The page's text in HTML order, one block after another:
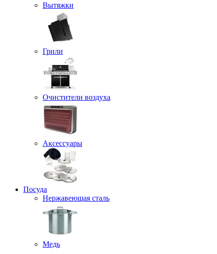
Вытяжки
Грили
Очистители воздуха
Аксессуары
Посуда
Нержавеющая сталь
Медь